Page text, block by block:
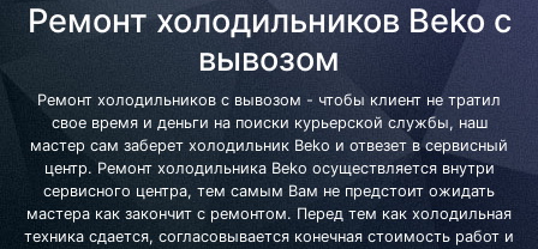
Ремонт холодильников Beko с
вывозом
Ремонт холодильников с вывозом - чтобы клиент не тратил
свое время и деньги на поиски курьерской службы, наш
мастер сам заберет холодильник Beko и отвезет в сервисный
центр. Ремонт холодильника Beko осуществляется внутри
сервисного центра, тем самым Вам не предстоит ожидать
мастера как закончит с ремонтом. Перед тем как холодильная
техника сдается, согласовывается конечная стоимость работ и